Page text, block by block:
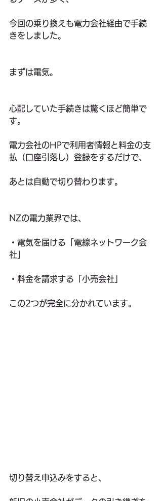
今回の乗り換えも電力会社経由で手続
きをしました。
まずは電気。
心配していた手続きは驚くほど簡単で
す。
電力会社のHPで利用者情報と料金の支
払（口座引落し）登録をするだけで、
あとは自動で切り替わります。
NZの電力業界では、
・電気を届ける「電線ネットワーク会
社」
・料金を請求する「小売会社」
この2つが完全に分かれています。
切り替え申込みをすると、